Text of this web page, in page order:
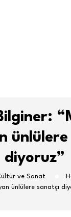
ünlülere
diyoruz”
ve Sanat
ünlülere sanatçı